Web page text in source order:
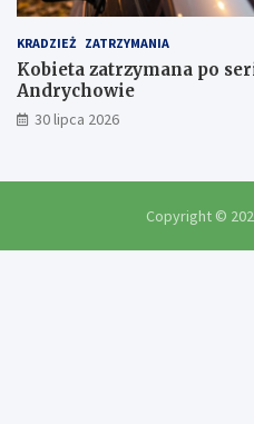
KRADZIEŻ ZATRZYMANIA
Kobieta zatrzymana po
Andrychowie
30 lipca 2026
Copyright ©